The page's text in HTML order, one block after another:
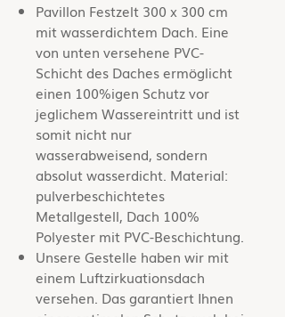
Pavillon Festzelt 300 x 300 cm
mit wasserdichtem Dach. Eine
von unten versehene PVC-
Schicht des Daches ermöglicht
einen 100%igen Schutz vor
jeglichem Wassereintritt und ist
somit nicht nur
wasserabweisend, sondern
absolut wasserdicht. Material:
pulverbeschichtetes
Metallgestell, Dach 100%
Polyester mit PVC-Beschichtung.
Unsere Gestelle haben wir mit
einem Luftzirkuationsdach
versehen. Das garantiert Ihnen